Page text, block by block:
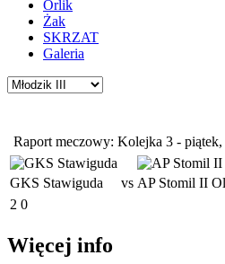
Orlik
Żak
SKRZAT
Galeria
Raport meczowy: Kolejka 3 -
GKS Stawiguda vs AP Stomil II
2 0
Więcej info